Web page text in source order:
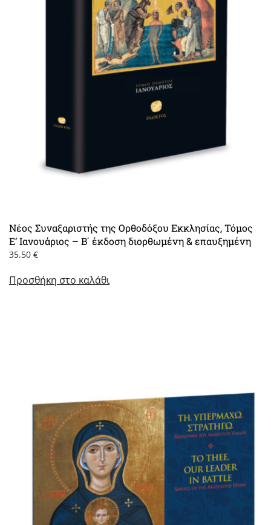
Νέος Συναξαριστής της Ορθοδόξου Εκκλησίας, Τόμος
Ε’ Ιανουάριος – Β´ έκδοση διορθωμένη & επαυξημένη
35.50 €
Προσθήκη στο καλάθι